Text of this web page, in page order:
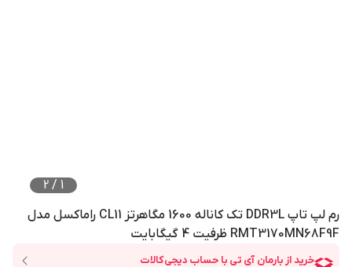
1
/
2
رم لپ تاپ DDR3L تک کاناله 1600 مگاهرتز CL11 راماکسل مدل
RMT3170MN68F9F ظرفیت 4 گیگابایت